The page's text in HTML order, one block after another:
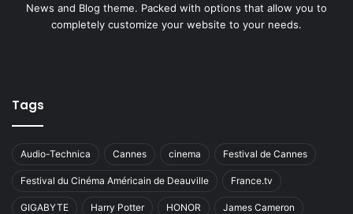
News and Blog theme. Packed with options that allow you to
completely customize your website to your needs.
Tags
Audio-Technica Cannes cinema Festival de Cannes
Festival du Cinéma Américain de Deauville France.tv
GIGABYTE Harry Potter HONOR James Cameron